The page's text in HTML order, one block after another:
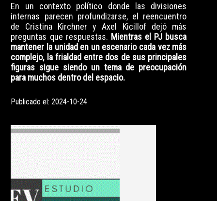
En un contexto político donde las divisiones
internas parecen profundizarse, el reencuentro
de Cristina Kirchner y Axel Kicillof dejó más
preguntas que respuestas. Mientras el PJ busca
mantener la unidad en un escenario cada vez más
complejo, la frialdad entre dos de sus principales
figuras sigue siendo un tema de preocupación
para muchos dentro del espacio.
Publicado el: 2024-10-24